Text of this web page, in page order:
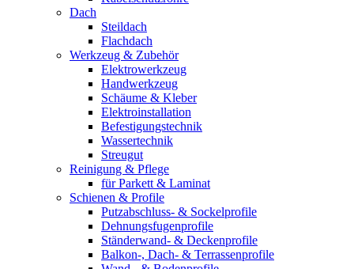
Dach
Steildach
Flachdach
Werkzeug & Zubehör
Elektrowerkzeug
Handwerkzeug
Schäume & Kleber
Elektroinstallation
Befestigungstechnik
Wassertechnik
Streugut
Reinigung & Pflege
für Parkett & Laminat
Schienen & Profile
Putzabschluss- & Sockelprofile
Dehnungsfugenprofile
Ständerwand- & Deckenprofile
Balkon-, Dach- & Terrassenprofile